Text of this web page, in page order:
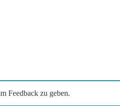
Feedback zu geben.